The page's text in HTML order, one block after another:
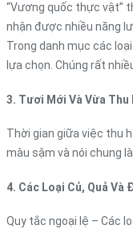
“Vương quốc thực vật”
nhận được nhiều năng
Trong danh mục các
lựa chọn. Chúng rất
3. Tươi Mới Và Vừa Thu
Thời gian giữa việc thu
màu sậm và nói chung
4. Các Loại Củ, Quả Và
Quy tắc ngoại lệ – Các